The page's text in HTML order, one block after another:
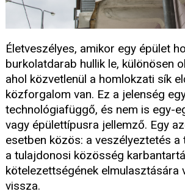
Életveszélyes, amikor egy épület
burkolatdarab hullik le, különösen
ahol közvetlenül a homlokzati sík
közforgalom van. Ez a jelenség
technológiafüggő, és nem is egy-
vagy épülettípusra jellemző. Egy
esetben közös: a veszélyeztetés
a tulajdonosi közösség
kötelezettségének elmulasztására
vissza.